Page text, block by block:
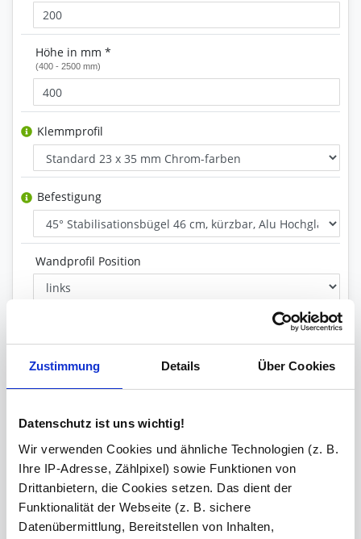
Zustimmung Details Über Cookies
Datenschutz ist uns wichtig!
Wir verwenden Cookies und ähnliche Technologien (z. B.
Ihre IP-Adresse, Zählpixel) sowie Funktionen von
Drittanbietern, die Cookies setzen. Das dient der
Funktionalität der Webseite (z. B. sichere
Datenübermittlung, Bereitstellen von Inhalten,
Höhe in mm *
(400 - 2500 mm)
Klemmprofil
Befestigung
Wandprofil Position
Ihre Bemerkung